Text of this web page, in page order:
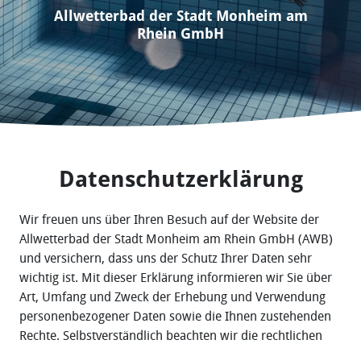
Allwetterbad der Stadt Monheim am
Rhein GmbH
Datenschutzerklärung
Wir freuen uns über Ihren Besuch auf der Website der
Allwetterbad der Stadt Monheim am Rhein GmbH (AWB)
und versichern, dass uns der Schutz Ihrer Daten sehr
wichtig ist. Mit dieser Erklärung informieren wir Sie über
Art, Umfang und Zweck der Erhebung und Verwendung
personenbezogener Daten sowie die Ihnen zustehenden
Rechte. Selbstverständlich beachten wir die rechtlichen